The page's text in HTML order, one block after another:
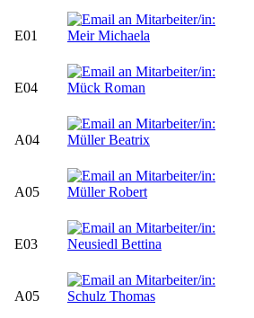
E01
E04
A04
A05
E03
A05